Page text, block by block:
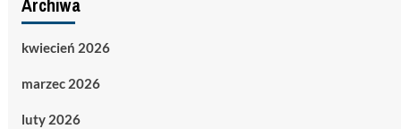
kwiecień 2026
marzec 2026
luty 2026